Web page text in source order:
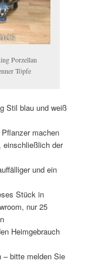
Porzellan
Töpfe
Stil blau und weiß
machen
einschließlich der
und ein
Stück in
nur 25
Heimgebrauch
– bitte melden Sie